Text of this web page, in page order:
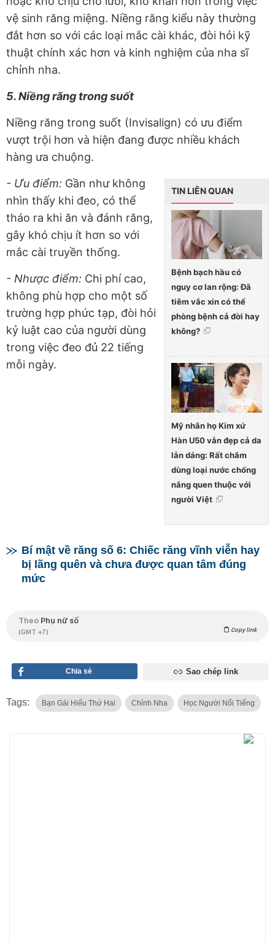
vệ sinh răng miệng. Niềng răng kiểu này thường
đắt hơn so với các loại mắc cài khác, đòi hỏi kỹ
thuật chính xác hơn và kinh nghiệm của nha sĩ
chỉnh nha.
5. Niềng răng trong suốt
Niềng răng trong suốt (Invisalign) có ưu điểm
vượt trội hơn và hiện đang được nhiều khách
hàng ưa chuộng.
TIN LIÊN QUAN
Bệnh bạch hầu có
nguy cơ lan rộng: Đã
tiêm vắc xin có thể
phòng bệnh cả đời hay
không?
Mỹ nhân họ Kim xứ
Hàn U50 vẫn đẹp cả da
lẫn dáng: Rất chăm
dùng loại nước chống
nắng quen thuộc với
người Việt
- Ưu điểm: Gần như không
nhìn thấy khi đeo, có thể
tháo ra khi ăn và đánh răng,
gây khó chịu ít hơn so với
mắc cài truyền thống.
- Nhược điểm: Chi phí cao,
không phù hợp cho một số
trường hợp phức tạp, đòi hỏi
kỷ luật cao của người dùng
trong việc đeo đủ 22 tiếng
mỗi ngày.
Bí mật về răng số 6: Chiếc răng vĩnh viễn hay
bị lãng quên và chưa được quan tâm đúng
mức
Theo Phụ nữ số
(GMT +7) Copy link
Chia sẻ Sao chép link
Tags: Bạn Gái Hiếu Thứ Hai Chỉnh Nha Học Người Nổi Tiếng